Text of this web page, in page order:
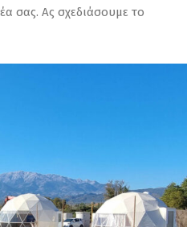
σας. Ας σχεδιάσουμε το